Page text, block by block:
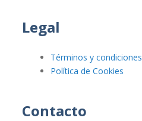
Legal
Términos y condiciones
Política de Cookies
Contacto